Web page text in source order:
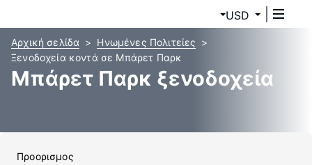
USD
Αρχική σελίδα
Ηνωμένες Πολιτείες
Ξενοδοχεία κοντά σε Μπάρετ Παρκ
Μπάρετ Παρκ ξενοδοχεία
Προορισμος